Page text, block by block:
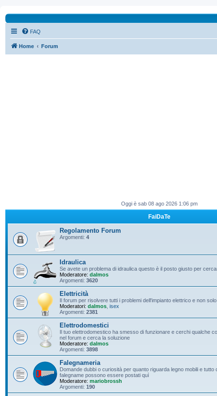
FAQ
Home Forum
Oggi è sab 08 ago 2026 1:06 pm
FaiDaTe
Regolamento Forum
Argomenti: 4
Idraulica
Se avete un problema di idraulica questo è il posto giusto per
Moderatore: dalmos
Argomenti: 3620
Elettricità
Il forum per risolvere tutti i problemi dell'impianto elettrico e non solo
Moderatori: dalmos isex
Argomenti: 2381
Elettrodomestici
Il tuo elettrodomestico ha smesso di funzionare e cerchi qualche
nel forum e cerca la soluzione
Moderatore: dalmos
Argomenti: 3898
Falegnameria
Domande dubbi o curiosità per quanto riguarda legno mobili e tutto
falegname possono essere postati quì
Moderatore: mariobrossh
Argomenti: 190